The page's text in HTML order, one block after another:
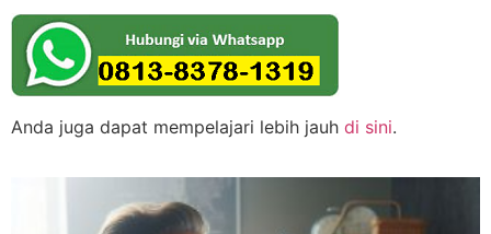
Anda juga dapat mempelajari lebih jauh di sini.